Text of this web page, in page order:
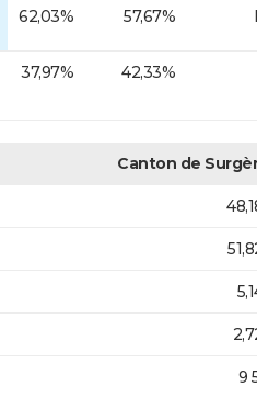
62,03% 57,67%
37,97% 42,33%
Canton de
9